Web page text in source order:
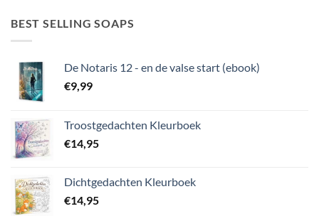
BEST SELLING SOAPS
De Notaris 12 - en de valse start (ebook)
€9,99
Troostgedachten Kleurboek
€14,95
Dichtgedachten Kleurboek
€14,95